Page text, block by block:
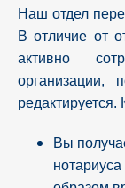
Наш отдел
В отличие от
активно
организации,
редактируется.
Вы